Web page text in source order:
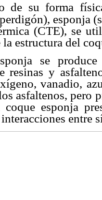
de su forma
esponja
(CTE), se
la estructura del
se
resinas y
vanadio,
asfaltenos, pero
esponja
entre